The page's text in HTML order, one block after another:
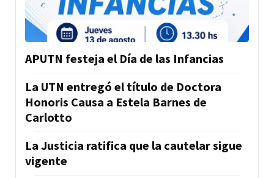
APUTN festeja el Día de las Infancias
La UTN entregó el título de Doctora
Honoris Causa a Estela Barnes de
Carlotto
La Justicia ratifica que la cautelar sigue
vigente